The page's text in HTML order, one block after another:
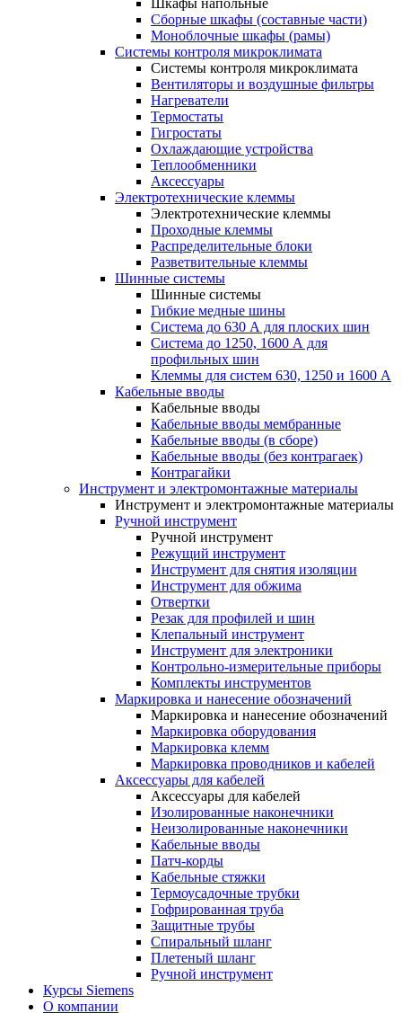
Шкафы напольные
Сборные шкафы (составные части)
Моноблочные шкафы (рамы)
Системы контроля микроклимата
Системы контроля микроклимата
Вентиляторы и воздушные фильтры
Нагреватели
Термостаты
Гигростаты
Охлаждающие устройства
Теплообменники
Аксессуары
Электротехнические клеммы
Электротехнические клеммы
Проходные клеммы
Распределительные блоки
Разветвительные клеммы
Шинные системы
Шинные системы
Гибкие медные шины
Система до 630 А для плоских шин
Система до 1250, 1600 А для
профильных шин
Клеммы для систем 630, 1250 и 1600 А
Кабельные вводы
Кабельные вводы
Кабельные вводы мембранные
Кабельные вводы (в сборе)
Кабельные вводы (без контрагаек)
Контрагайки
Инструмент и электромонтажные материалы
Инструмент и электромонтажные материалы
Ручной инструмент
Ручной инструмент
Режущий инструмент
Инструмент для снятия изоляции
Инструмент для обжима
Отвертки
Резак для профилей и шин
Клепальный инструмент
Инструмент для электроники
Контрольно-измерительные приборы
Комплекты инструментов
Маркировка и нанесение обозначений
Маркировка и нанесение обозначений
Маркировка оборудования
Маркировка клемм
Маркировка проводников и кабелей
Аксессуары для кабелей
Аксессуары для кабелей
Изолированные наконечники
Неизолированные наконечники
Кабельные вводы
Патч-корды
Кабельные стяжки
Термоусадочные трубки
Гофрированная труба
Защитные трубы
Спиральный шланг
Плетеный шланг
Ручной инструмент
Курсы Siemens
О компании